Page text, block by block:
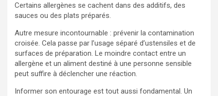
Certains allergènes se cachent dans des additifs, des
sauces ou des plats préparés.
Autre mesure incontournable : prévenir la contamination
croisée. Cela passe par l’usage séparé d’ustensiles et de
surfaces de préparation. Le moindre contact entre un
allergène et un aliment destiné à une personne sensible
peut suffire à déclencher une réaction.
Informer son entourage est tout aussi fondamental. Un